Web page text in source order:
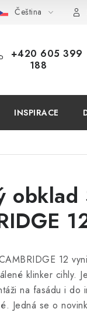
U NÁS?
Čeština
+420 605 399
188
INSPIRACE
obklad
12
klinker cihly.
na fasádu i do
Jedná se o